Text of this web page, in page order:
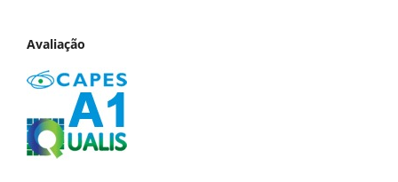
Avaliação